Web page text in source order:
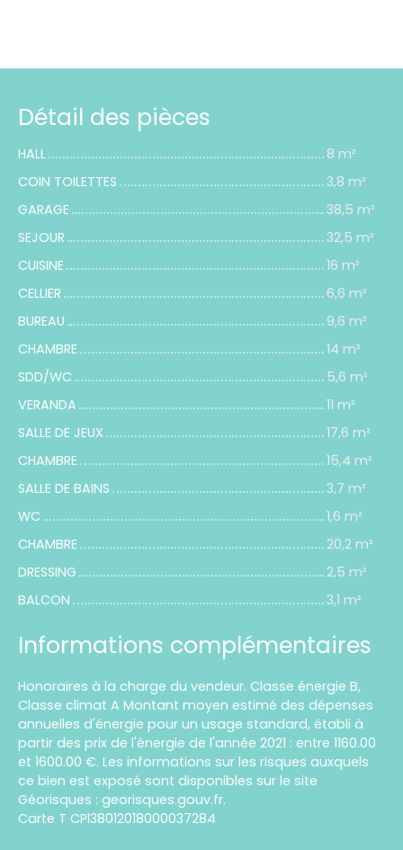
Détail des pièces
HALL
8 m²
COIN TOILETTES
3,8 m²
GARAGE
38,5 m²
SEJOUR
32,5 m²
CUISINE
16 m²
CELLIER
6,6 m²
BUREAU
9,6 m²
CHAMBRE
14 m²
SDD/WC
5,6 m²
VERANDA
11 m²
SALLE DE JEUX
17,6 m²
CHAMBRE
15,4 m²
SALLE DE BAINS
3,7 m²
WC
1,6 m²
CHAMBRE
20,2 m²
DRESSING
2,5 m²
BALCON
3,1 m²
Informations complémentaires
Honoraires à la charge du vendeur. Classe énergie B,
Classe climat A Montant moyen estimé des dépenses
annuelles d'énergie pour un usage standard, établi à
partir des prix de l'énergie de l'année 2021 : entre 1160.00
et 1600.00 €. Les informations sur les risques auxquels
ce bien est exposé sont disponibles sur le site
Géorisques : georisques.gouv.fr.
Carte T CPl38012018000037284